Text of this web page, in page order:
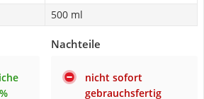
500 ml
Nachteile
nicht sofort
gebrauchsfertig